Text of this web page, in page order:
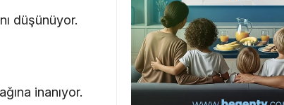
düşünüyor.
inanıyor.